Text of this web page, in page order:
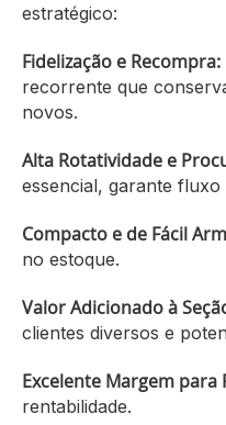
estratégico:
Fidelização e Recompra:
recorrente que
novos.
Alta Rotatividade e
essencial, garante
Compacto e de Fácil
no estoque.
Valor Adicionado à
clientes diversos e
Excelente Margem para
rentabilidade.